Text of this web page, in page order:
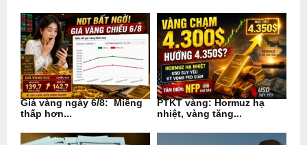
Giá vàng ngày 6/8: Miếng
thấp hơn...
PTKT vàng: Hormuz hạ
nhiệt, vàng tăng...